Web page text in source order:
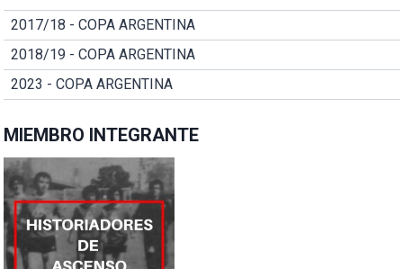
2017/18 - COPA ARGENTINA
2018/19 - COPA ARGENTINA
2023 - COPA ARGENTINA
MIEMBRO INTEGRANTE